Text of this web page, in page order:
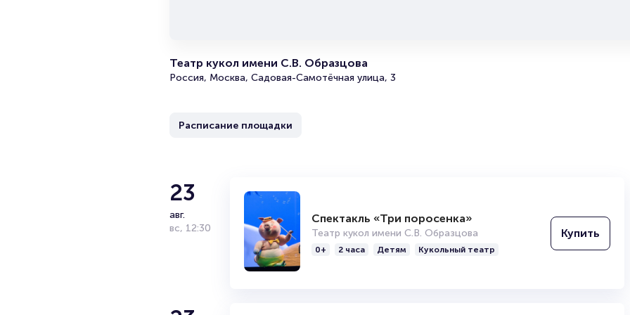
Полезные ссылки
Театр кукол имени С.В. Образцова
Россия, Москва, Садовая-Самотёчная улица, 3
Расписание площадки
23
авг.
вс, 12:30
Спектакль «Три поросенка»
Театр кукол имени С.В. Образцова
0+ 2 часа Детям Кукольный театр
Купить